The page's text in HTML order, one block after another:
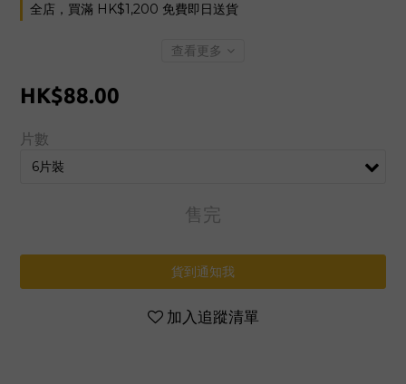
全店，買滿 HK$1,200 免費即日送貨
查看更多
HK$88.00
片數
售完
貨到通知我
加入追蹤清單